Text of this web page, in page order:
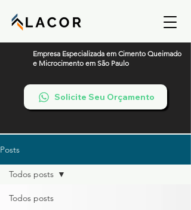
Empresa Especializada em Cimento Queimado
e Microcimento em São Paulo
Solicite Seu Orçamento
Posts
Todos posts
Todos posts